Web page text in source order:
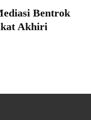
Bentrok
Akhiri